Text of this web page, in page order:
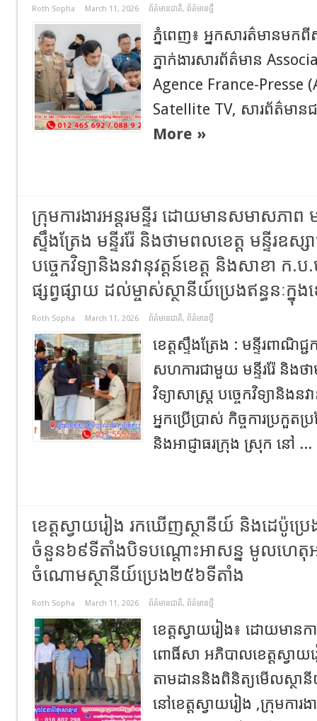
Roth Sopha March 11, 2026 ព័ត៌មានជាតិ, ព័ត៌មានថ្មី
ភ្នំពេញ៖ អ្នកសារត៌មានមកពី
ភ្នាក់ងារសារព័ត៌មាន
Agence France-Presse
Satellite TV, សារព័ត៌មា
More »
ក្រុមការងារអន្តរមន្ទីរ ដោយមានសមាសភាព ម
ស្ទឹងត្រែង មន្ទីររ៉ែ និងថាមពលខេត្ត មន្ទីរឧស្ស
បច្ចេកវិទ្យានិងនវានុវត្តន៍ខេត្ត និងសាខា ក.ប
ផ្សព្វផ្សាយ ដល់ម្ចាស់ស្ថានីយ៍ប្រេងឥន្ធនៈក្នុងខ
Roth Sopha March 11, 2026 ព័ត៌មានជាតិ, ព័ត៌មានថ្មី
ខេត្តស្ទឹងត្រែង : មន្ទីរពាណិជ្ជ
សហការជាមួយ មន្ទីររ៉ែ និងថ
វិទ្យាសាស្ត្រ បច្ចេកវិទ្យានិងន
អ្នកប្រើប្រាស់ កិច្ចការប្រកួតប្
និងអាជ្ញាធរក្រុង ស្រុក នៅ ...
ខេត្តស្វាយរៀង រកឃើញស្ថានីយ៍ និងដេប៉ូប្រេ
ចំនួន៦៩ទីតាំងបិទបណ្តោះអាសន្ន មូលហេតុអ
ចំណោមស្ថានីយ៍ប្រេង២៥៦ទីតាំង
Roth Sopha March 11, 2026 ព័ត៌មានជាតិ, ព័ត៌មានថ្មី
ខេត្តស្វាយរៀង៖ ដោយមាន
ពោធិ៍សា អភិបាលខេត្តស្វាយ
តាមដាននិងពិនិត្យមើលស្ថា
នៅខេត្តស្វាយរៀង ,ក្រុមការង